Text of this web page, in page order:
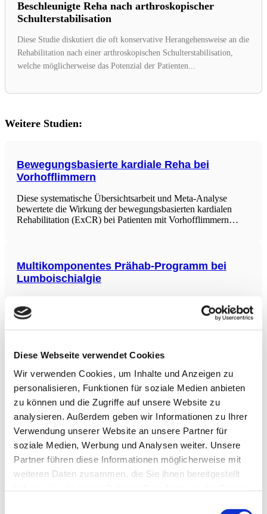
Diese Webseite verwendet Cookies
Wir verwenden Cookies, um Inhalte und Anzeigen zu
personalisieren, Funktionen für soziale Medien anbieten
zu können und die Zugriffe auf unsere Website zu
analysieren. Außerdem geben wir Informationen zu Ihrer
Verwendung unserer Website an unsere Partner für
soziale Medien, Werbung und Analysen weiter. Unsere
Partner führen diese Informationen möglicherweise mit
weiteren Daten zusammen, die Sie ihnen bereitgestellt
Beschleunigte Reha nach arthroskopischer
Schulterstabilisation
Diese Studie diskutiert die oft konservative Herangehensweise an die
Rehabilitation nach einer arthroskopischen Schulterstabilisation,
welche möglicherweise das Potenzial der Patienten...
Weitere Studien:
Bewegungsbasierte kardiale Reha bei
Vorhofflimmern
Diese systematische Übersichtsarbeit und Meta-Analyse
bewertete die Wirkung der bewegungsbasierten kardialen
Rehabilitation (ExCR) bei Patienten mit Vorhofflimmern
(8,3% gegenüber
Multikomponentes Prähab-Programm bei
Lumboischialgie
Prähabilitationsprogramms bei Patienten, die sich einer
Operation wegen Lumboischialgie unterziehen. Das
Programm kombiniert therapeutische Übungen,
Aufklärung (PNE), vermittelt als Video zu Hause, im
Übungsanweisungen.
Mortalitätsrisiko durch Alkoholkonsum
In der norwegischen HUNT-Studie mit 24.853 gesunden
Erwachsenen (Durchschnittsalter 54,7 Jahre, 54,1 % Frauen)
wurden Daten über 16,6 Jahre analysiert. Die Teilnehmer
wurden hinsichtlich ihres Alkoholkonsums in Abstinenz,
empfohlenem Konsum und über dem empfohlenen Konsum
eingeteilt sowie in fitte und
IOC-Konsensuserklärung:
Nahrungsergänzungsmittel und
Hochleistungssportler